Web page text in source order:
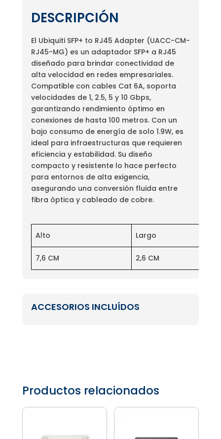
DESCRIPCIÓN
El Ubiquiti SFP+ to RJ45 Adapter (UACC-CM-
RJ45-MG) es un adaptador SFP+ a RJ45
diseñado para brindar conectividad de
alta velocidad en redes empresariales.
Compatible con cables Cat 6A, soporta
velocidades de 1, 2.5, 5 y 10 Gbps,
garantizando rendimiento óptimo en
conexiones de hasta 100 metros. Con un
bajo consumo de energía de solo 1.9W, es
ideal para infraestructuras que requieren
eficiencia y estabilidad. Su diseño
compacto y resistente lo hace perfecto
para entornos de alta exigencia,
asegurando una conversión fluida entre
fibra óptica y cableado de cobre.
Alto Largo
7,6 CM 2,6 CM
ACCESORIOS INCLUÍDOS
Productos relacionados